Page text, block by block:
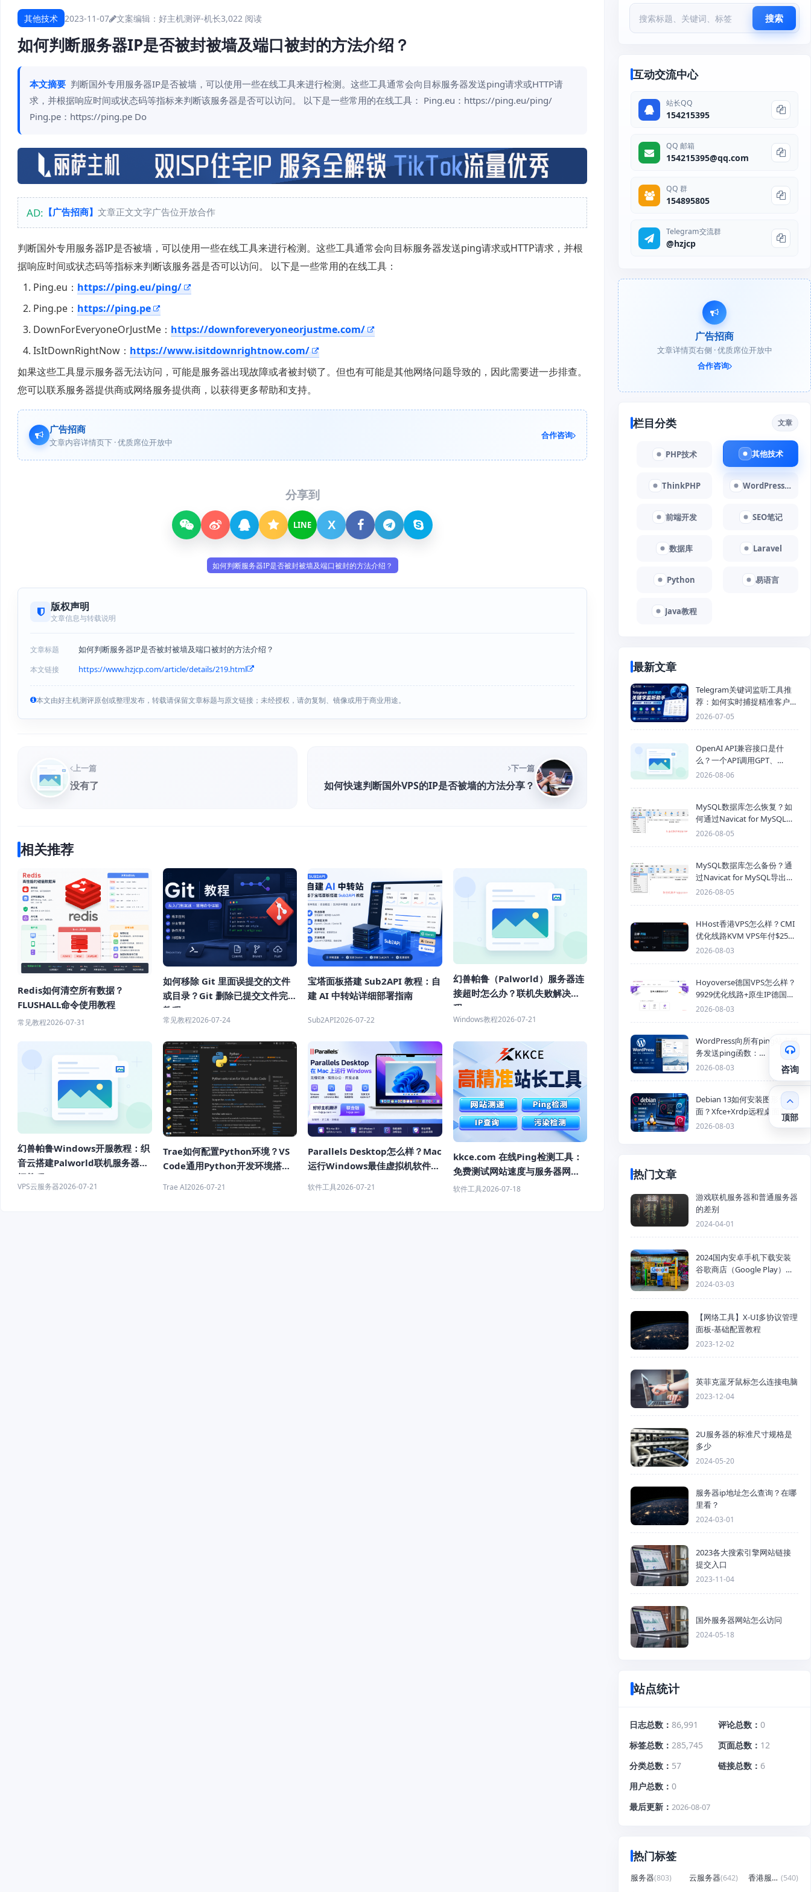
其他技术 2023-11-07 文案编辑：好主机测评-机长3,022 阅读
如何判断服务器IP是否被封被墙及端口被封的方法介绍？
本文摘要 判断国外专用服务器IP是否被墙，可以使用一些在线工具来进行检测。这些工具通常会向目标服务器发送ping请求或HTTP请
求，并根据响应时间或状态码等指标来判断该服务器是否可以访问。 以下是一些常用的在线工具： Ping.eu：https://ping.eu/ping/
Ping.pe：https://ping.pe Do
AD: 【广告招商】 文章正文文字广告位开放合作
判断国外专用服务器IP是否被墙，可以使用一些在线工具来进行检测。这些工具通常会向目标服务器发送ping请求或HTTP请求，并根
据响应时间或状态码等指标来判断该服务器是否可以访问。 以下是一些常用的在线工具：
Ping.eu： https://ping.eu/ping/
Ping.pe： https://ping.pe
DownForEveryoneOrJustMe： https://downforeveryoneorjustme.com/
IsItDownRightNow： https://www.isitdownrightnow.com/
如果这些工具显示服务器无法访问，可能是服务器出现故障或者被封锁了。但也有可能是其他网络问题导致的，因此需要进一步排查。
您可以联系服务器提供商或网络服务提供商，以获得更多帮助和支持。
广告招商
文章内容详情页下 · 优质席位开放中
合作咨询
分享到
LINE X
如何判断服务器IP是否被封被墙及端口被封的方法介绍？
版权声明
文章信息与转载说明
文章标题 如何判断服务器IP是否被封被墙及端口被封的方法介绍？
本文链接 https://www.hzjcp.com/article/details/219.html
本文由好主机测评原创或整理发布，转载请保留文章标题与原文链接；未经授权，请勿复制、镜像或用于商业用途。
上一篇
没有了
下一篇
如何快速判断国外VPS的IP是否被墙的方法分享？
相关推荐
Redis如何清空所有数据？
FLUSHALL命令使用教程
常见教程2026-07-31
如何移除 Git 里面误提交的文件
或目录？Git 删除已提交文件完整
教程
常见教程2026-07-24
宝塔面板搭建 Sub2API 教程：自
建 AI 中转站详细部署指南
Sub2API2026-07-22
幻兽帕鲁（Palworld）服务器连
接超时怎么办？联机失败解决教
程
Windows教程2026-07-21
幻兽帕鲁Windows开服教程：织
音云搭建Palworld联机服务器详
细教程
VPS云服务器2026-07-21
Trae如何配置Python环境？VS
Code通用Python开发环境搭建
Trae AI2026-07-21
Parallels Desktop怎么样？Mac
运行Windows最佳虚拟机软件推
软件工具2026-07-21
kkce.com 在线Ping检测工具：
免费测试网站速度与服务器网络
延迟
软件工具2026-07-18
搜索
互动交流中心
站长QQ
154215395
QQ 邮箱
154215395@qq.com
QQ 群
154895805
Telegram交流群
@hzjcp
广告招商
文章详情页右侧 · 优质席位开放中
合作咨询
栏目分类 文章
PHP技术 其他技术
ThinkPHP WordPress教程
前端开发 SEO笔记
数据库 Laravel
Python 易语言
Java教程
最新文章
Telegram关键词监听工具推
荐：如何实时捕捉精准客户，
提高获客效率？
2026-07-05
OpenAI API兼容接口是什
么？一个API调用GPT、
Claude、Gemini、DeepSeek
2026-08-06
MySQL数据库怎么恢复？如
何通过Navicat for MySQL导
入SQL备份文件
2026-08-05
MySQL数据库怎么备份？通
过Navicat for MySQL导出
Mysql数据库为SQL格式备份
2026-08-05
HHost香港VPS怎么样？CMI
优化线路KVM VPS年付$25
起，4GB内存优惠套餐
2026-08-03
Hoyoverse德国VPS怎么样？
9929优化线路+原生IP德国
KVM VPS推荐
2026-08-03
WordPress向所有ping站点服
务发送ping函数：
generic_ping
2026-08-03
Debian 13如何安装图形化桌
面？Xfce+Xrdp远程桌面配置
教程
2026-08-03
热门文章
游戏联机服务器和普通服务器
的差别
2024-04-01
2024国内安卓手机下载安装
谷歌商店（Google Play）详
细步骤
2024-03-03
【网络工具】X-UI多协议管理
面板-基础配置教程
2023-12-02
英菲克蓝牙鼠标怎么连接电脑
2023-12-04
2U服务器的标准尺寸规格是
多少
2024-05-20
服务器ip地址怎么查询？在哪
里看？
2024-03-01
2023各大搜索引擎网站链接
提交入口
2023-11-04
国外服务器网站怎么访问
2024-05-18
站点统计
日志总数 86,991 评论总数
0
标签总数
285,745 页面总数
12
分类总数
57 链接总数
6
用户总数
0
最后更新
2026-08-07
热门标签
服务器(803) 云服务器(642) 香港服务器 (540)
咨询
顶部